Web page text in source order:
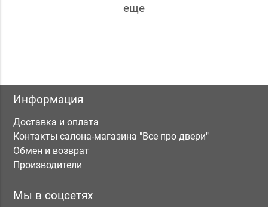
еще
Информация
Доставка и оплата
Контакты салона-магазина "Все про двери"
Обмен и возврат
Производители
Мы в соцсетях